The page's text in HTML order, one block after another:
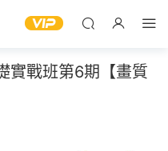
實戰班第6期【畫質